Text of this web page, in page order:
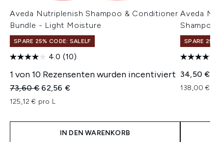
Aveda Nutriplenish Shampoo & Conditioner
Bundle - Light Moisture
SPARE 25% CODE: SALELF
4.0 (10)
1 von 10 Rezensenten wurden incentiviert
Unverbindliche Preisempfehlung:
73,60 € Aktueller Preis:
62,56 €
125,12 € pro L
IN DEN WARENKORB
Aveda
Shampoo
SPARE 25%
34,50 €
138,00 €